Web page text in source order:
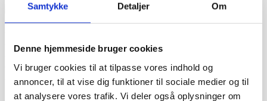
Samtykke Detaljer Om
Denne hjemmeside bruger cookies
Vi bruger cookies til at tilpasse vores indhold og
annoncer, til at vise dig funktioner til sociale medier og til
at analysere vores trafik. Vi deler også oplysninger om
Vurderet af Heidi Buch Jensen
“De ved rigtig meget om møbler”
Vurderet af Kris
“Ekspert i hvidevarer “
Vurderet af Kris
Vurderet af Tina
“Fantastisk service. De ligger sig virkelig i selen for at give en god
oplevelse. Jeg fik leveret en stor ovn til Malmø, hvor de normalt